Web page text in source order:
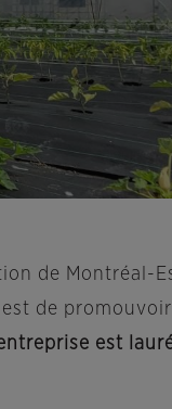
de Montréal-
de
est